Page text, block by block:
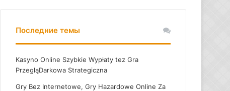
Последние темы
Kasyno Online Szybkie Wypłaty tez Gra
PrzegląDarkowa Strategiczna
Gry Bez Internetowe, Gry Hazardowe Online Za